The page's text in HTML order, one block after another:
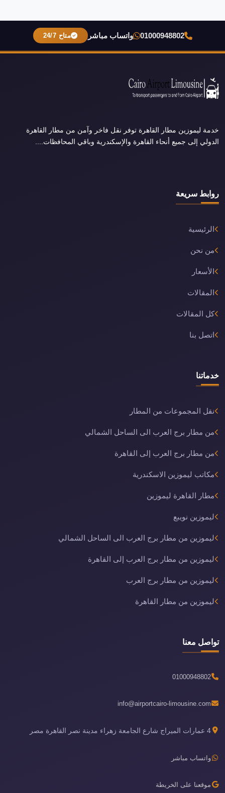
01000948802 واتساب مباشر متاح 24/7
خدمة ليموزين مطار القاهرة توفر نقل فاخر وآمن من مطار القاهرة
الدولي إلى جميع أنحاء القاهرة والإسكندرية وباقي المحافظات....
روابط سريعة
الرئيسية
من نحن
الأسعار
المقالات
كل المقالات
اتصل بنا
خدماتنا
نقل المجموعات من المطار
من مطار برج العرب الى الساحل الشمالي
من مطار برج العرب إلى القاهرة
مكاتب ليموزين الاسكندرية
مطار القاهرة ليموزين
ليموزين نويبع
ليموزين من مطار برج العرب الى الساحل الشمالي
ليموزين من مطار برج العرب إلى القاهرة
ليموزين من مطار برج العرب
ليموزين من مطار القاهرة
تواصل معنا
01000948802
info@airportcairo-limousine.com
4 عمارات الميراج شارع الجامعة زهراء مدينة نصر القاهرة مصر
واتساب مباشر
موقعنا على الخريطة